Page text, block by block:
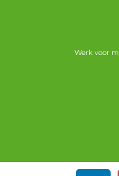
Werk voor